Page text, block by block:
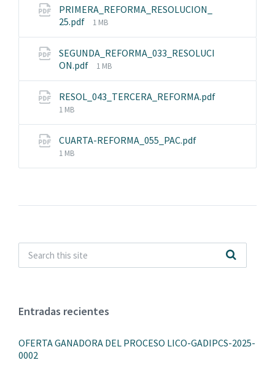
PRIMERA_REFORMA_RESOLUCION_
25.pdf
File
1 MB
SEGUNDA_REFORMA_033_RESOLUCI
ON.pdf
File
1 MB
RESOL_043_TERCERA_REFORMA.pdf
File
1 MB
CUARTA-REFORMA_055_PAC.pdf
1 MB
Entradas recientes
OFERTA GANADORA DEL PROCESO LICO-GADIPCS-2025-
0002